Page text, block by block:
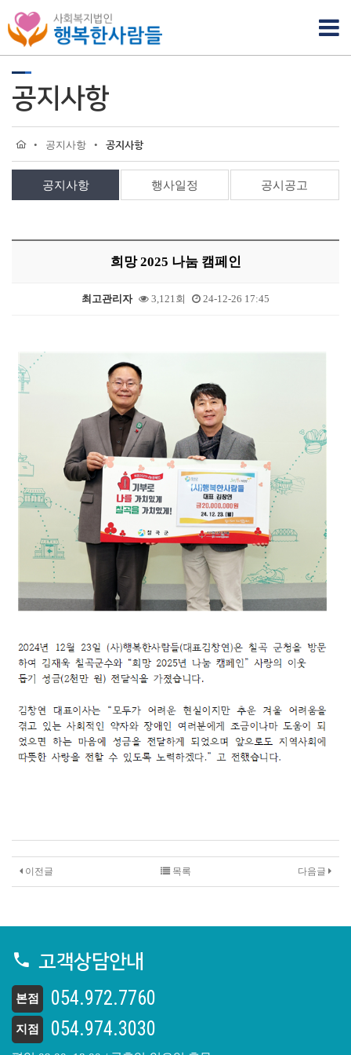
공지사항
• 공지사항 • 공지사항
공지사항 행사일정 공시공고
희망 2025 나눔 캠페인
최고관리자 3,121회 24-12-26 17:45
이전글 다음글
목록
고객상담안내
본점 054.972.7760
지점 054.974.3030